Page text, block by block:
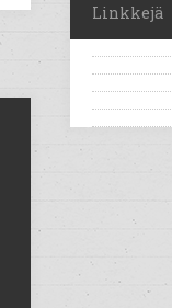
Linkkejä